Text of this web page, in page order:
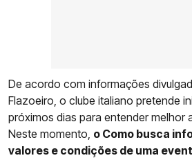
De acordo com informações
Flazoeiro, o clube italiano pretende
próximos dias para entender melhor
Neste momento, o Como busca
valores e condições de uma